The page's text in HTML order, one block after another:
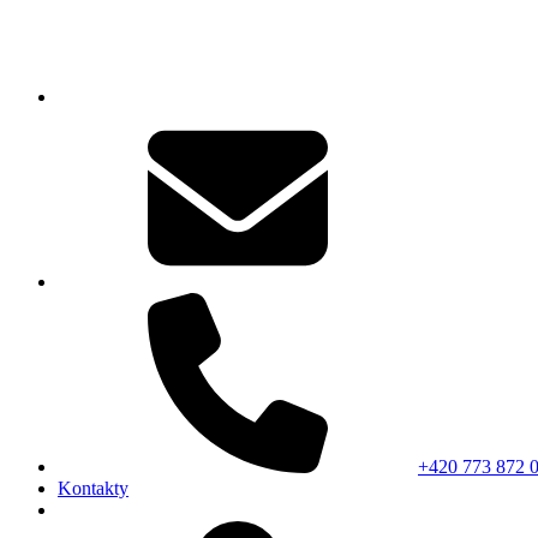
+420 773 872
Kontakty